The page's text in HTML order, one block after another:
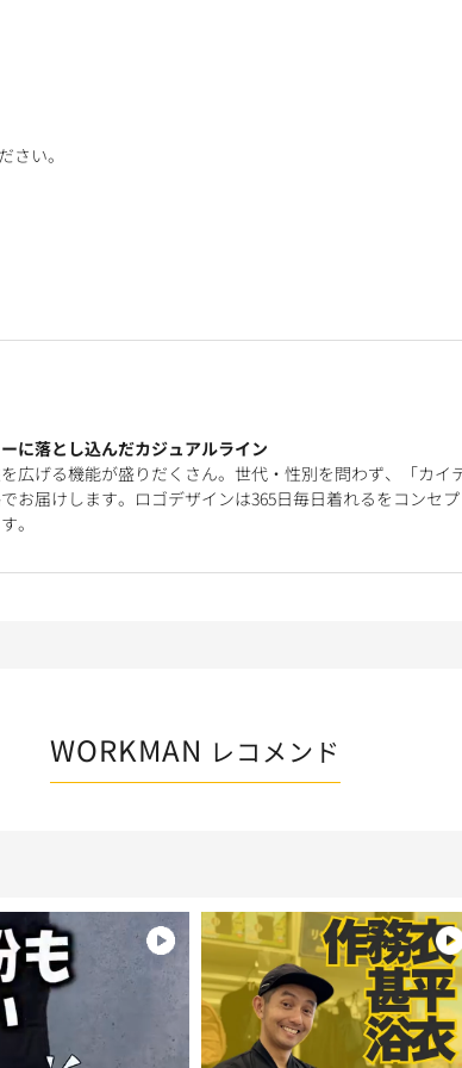
い。
に落とし込んだカジュアルライン
広げる機能が盛りだくさん。世代・性別を問わず、「カイ
お届けします。ロゴデザインは365日毎日着れるをコンセプ
。
WORKMAN レコメンド